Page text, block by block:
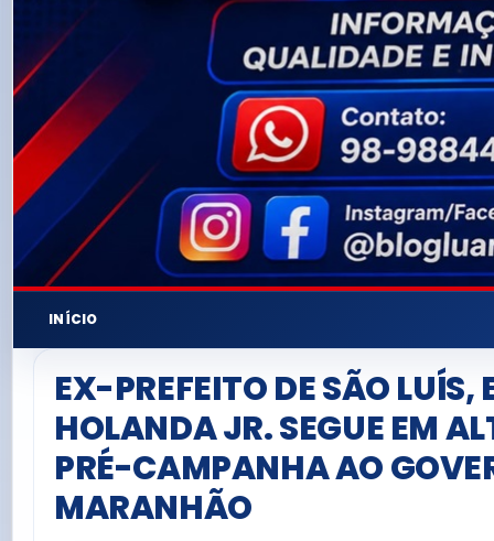
INÍCIO
EX-PREFEITO DE SÃO LUÍS,
HOLANDA JR. SEGUE EM
PRÉ-CAMPANHA AO
MARANHÃO